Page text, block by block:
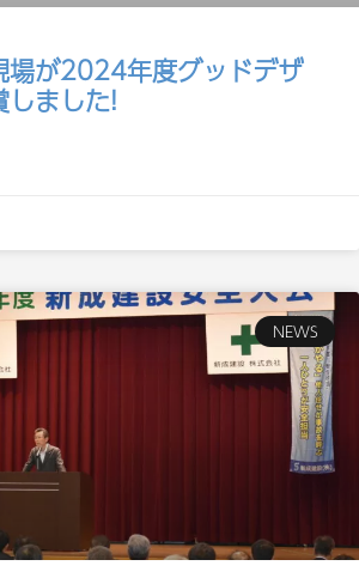
場が2024年度グッドデザ
しました!
NEWS